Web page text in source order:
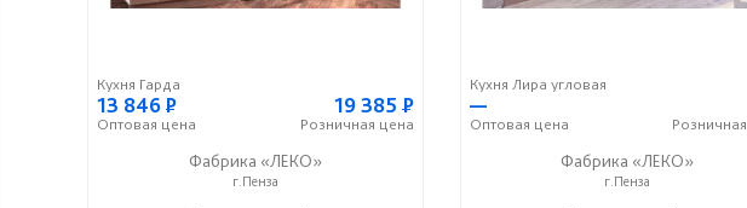
Кухня Гарда
13 846Р
Оптовая цена
19 385 Р
Розничная цена
Фабрика «ЛЕКО»
г.Пенза
Кухня Лира угловая
—
Оптовая цена Розничная
Фабрика «ЛЕКО»
г.Пенза